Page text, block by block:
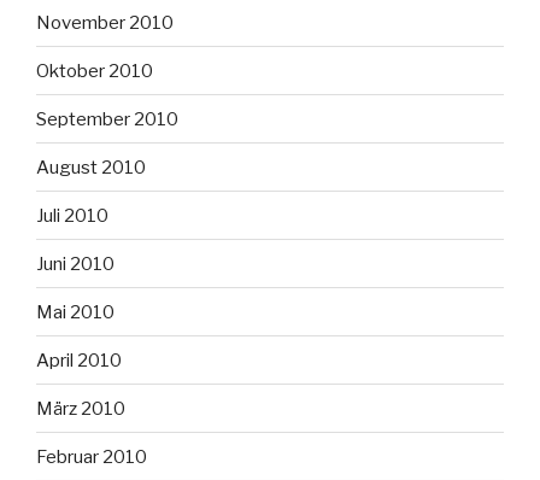
November 2010
Oktober 2010
September 2010
August 2010
Juli 2010
Juni 2010
Mai 2010
April 2010
März 2010
Februar 2010